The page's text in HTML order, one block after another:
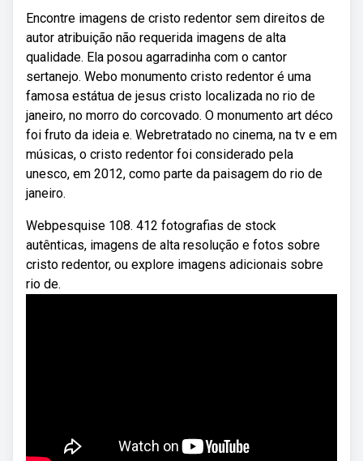
Encontre imagens de cristo redentor sem direitos de
autor atribuição não requerida imagens de alta
qualidade. Ela posou agarradinha com o cantor
sertanejo. Webo monumento cristo redentor é uma
famosa estátua de jesus cristo localizada no rio de
janeiro, no morro do corcovado. O monumento art déco
foi fruto da ideia e. Webretratado no cinema, na tv e em
músicas, o cristo redentor foi considerado pela
unesco, em 2012, como parte da paisagem do rio de
janeiro.
Webpesquise 108. 412 fotografias de stock
autênticas, imagens de alta resolução e fotos sobre
cristo redentor, ou explore imagens adicionais sobre
rio de.